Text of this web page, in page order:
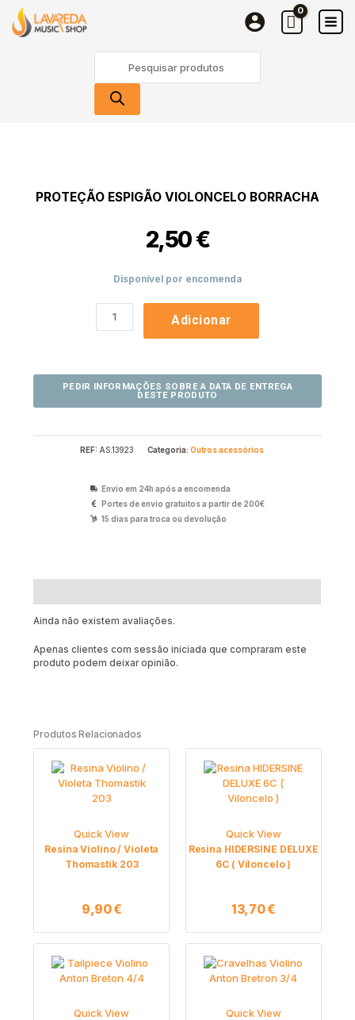
content
search
PROTEÇÃO ESPIGÃO VIOLONCELO BORRACHA
2,50€
Disponível por encomenda
Espigão
Violoncelo
Adicionar
REF: AS.13923 Categoria: Outros acessórios
Envio em 24h após a encomenda
Portes de envio gratuitos a partir de 200€
15 dias para troca ou devolução
Ainda não existem avaliações.
Apenas clientes com sessão iniciada que compraram este
produto podem deixar opinião.
Produtos Relacionados
Quick View
Resina Violino / Violeta
Thomastik 203
9,90€
Quick View
Resina HIDERSINE DELUXE
6C ( Viloncelo )
13,70€
Quick View Quick View